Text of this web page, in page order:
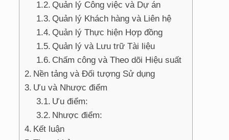
Quản lý Công việc và Dự án
Quản lý Khách hàng và Liên hệ
Quản lý Thực hiện Hợp đồng
Quản lý và Lưu trữ Tài liệu
Chấm công và Theo dõi Hiệu suất
Nền tảng và Đối tượng Sử dụng
Ưu và Nhược điểm
Ưu điểm:
Nhược điểm:
Kết luận